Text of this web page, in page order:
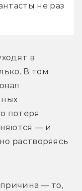
не раз
в
В том
потеря
— и
растворяясь
— то,